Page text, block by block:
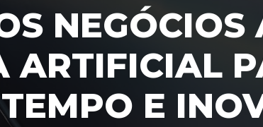
ARTIFICIAL
TEMPO E